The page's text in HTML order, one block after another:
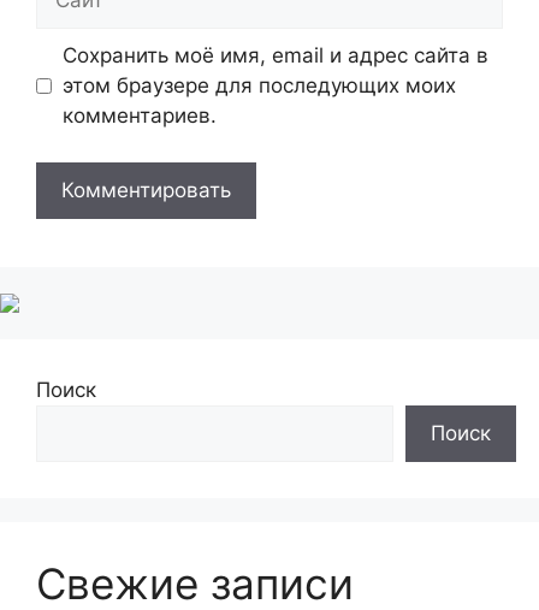
Сохранить моё имя, email и адрес сайта в
этом браузере для последующих моих
комментариев.
Поиск
Поиск
Свежие записи